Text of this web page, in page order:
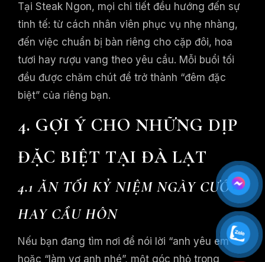
Tại Steak Ngon, mọi chi tiết đều hướng đến sự
tinh tế: từ cách nhân viên phục vụ nhẹ nhàng,
đến việc chuẩn bị bàn riêng cho cặp đôi, hoa
tươi hay rượu vang theo yêu cầu. Mỗi buổi tối
đều được chăm chút để trở thành “đêm đặc
biệt” của riêng bạn.
4. GỢI Ý CHO NHỮNG DỊP
ĐẶC BIỆT TẠI ĐÀ LẠT
4.1 ĂN TỐI KỶ NIỆM NGÀY CƯỚI
HAY CẦU HÔN
Nếu bạn đang tìm nơi để nói lời “anh yêu em”
hoặc “làm vợ anh nhé”, một góc nhỏ trong